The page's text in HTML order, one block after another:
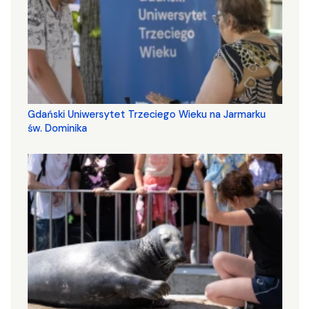
Gdański Uniwersytet Trzeciego Wieku na Jarmarku
św. Dominika